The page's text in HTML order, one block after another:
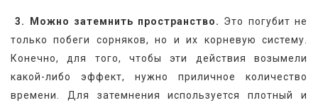
3. Можно затемнить пространство. Это погубит не
только побеги сорняков, но и их корневую систему.
Конечно, для того, чтобы эти действия возымели
какой-либо эффект, нужно приличное количество
времени. Для затемнения используется плотный и